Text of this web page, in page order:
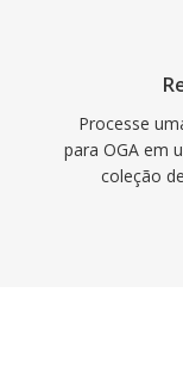
Processe
para OGA em
coleção